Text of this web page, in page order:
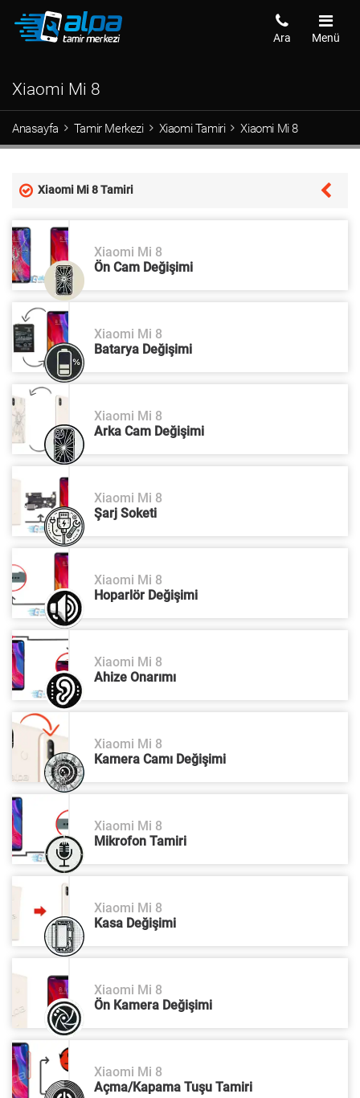
Menü
Ara
Xiaomi Mi 8
Anasayfa Tamir Merkezi Xiaomi Tamiri Xiaomi Mi 8
Xiaomi Mi 8 Tamiri
Xiaomi Mi 8
Ön Cam Değişimi
Xiaomi Mi 8
Batarya Değişimi
Xiaomi Mi 8
Arka Cam Değişimi
Xiaomi Mi 8
Şarj Soketi
Xiaomi Mi 8
Hoparlör Değişimi
Xiaomi Mi 8
Ahize Onarımı
Xiaomi Mi 8
Kamera Camı Değişimi
Xiaomi Mi 8
Mikrofon Tamiri
Xiaomi Mi 8
Kasa Değişimi
Xiaomi Mi 8
Ön Kamera Değişimi
Xiaomi Mi 8
Açma/Kapama Tuşu Tamiri